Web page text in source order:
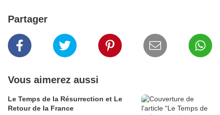
Partager
Vous aimerez aussi
Le Temps de la Résurrection et Le
Retour de la France